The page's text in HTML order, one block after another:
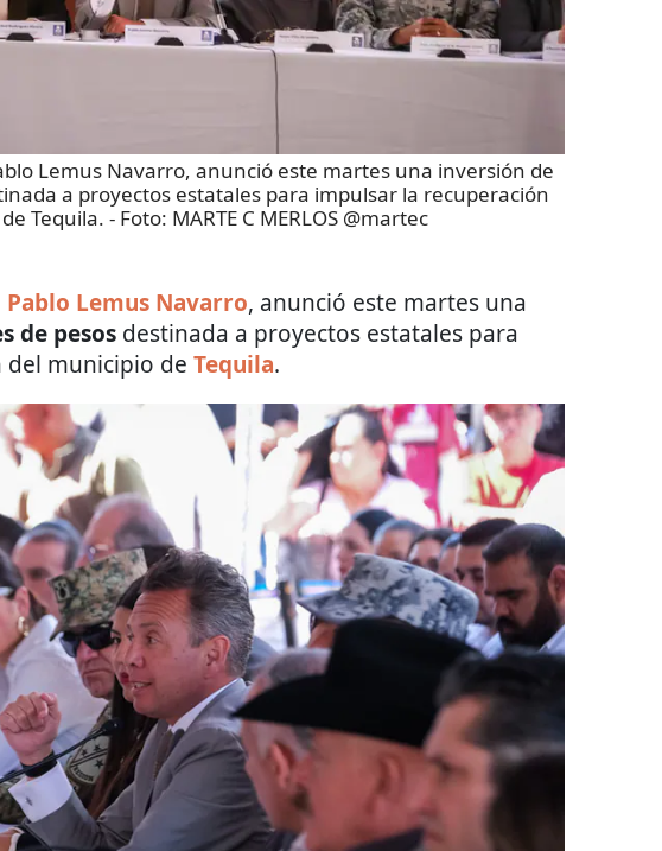
Lemus Navarro, anunció este martes una inversión de
a proyectos estatales para impulsar la recuperación
Tequila. - Foto: MARTE C MERLOS @martec
Pablo Lemus Navarro, anunció este martes una
de pesos destinada a proyectos estatales para
municipio de Tequila.